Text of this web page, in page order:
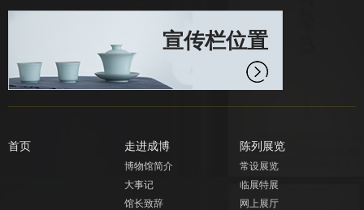
宣传栏位置
首页 走进成博
博物馆简介
大事记
馆长致辞
陈列展览
常设展览
临展特展
网上展厅